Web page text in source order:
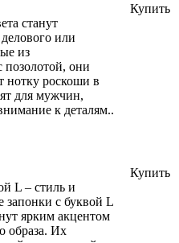
станут
или
из
позолотой, они
нотку роскоши в
для мужчин,
к деталям..
Купить
L – стиль и
запонки с буквой L
ярким акцентом
образа. Их
Купить